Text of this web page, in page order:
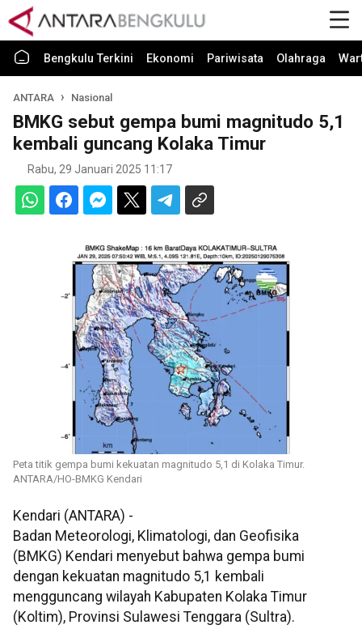
Bengkulu Terkini Ekonomi Pariwisata Olahraga
ANTARA Nasional
BMKG sebut gempa bumi magnitudo 5,1
kembali guncang Kolaka Timur
Rabu, 29 Januari 2025 11:17
Peta titik gempa bumi kekuatan magnitudo 5,1 di Kolaka Timur.
ANTARA/HO-BMKG Kendari
Kendari (ANTARA) -
Badan Meteorologi, Klimatologi, dan Geofisika
(BMKG) Kendari menyebut bahwa gempa bumi
dengan kekuatan magnitudo 5,1 kembali
mengguncang wilayah Kabupaten Kolaka Timur
(Koltim), Provinsi Sulawesi Tenggara (Sultra).